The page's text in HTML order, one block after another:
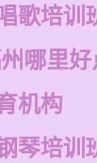
歌培训
哪里
机构
琴培训